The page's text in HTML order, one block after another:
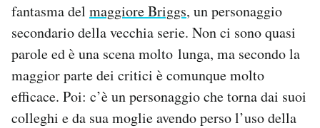
fantasma del maggiore Briggs, un personaggio
secondario della vecchia serie. Non ci sono quasi
parole ed è una scena molto lunga, ma secondo la
maggior parte dei critici è comunque molto
efficace. Poi: c’è un personaggio che torna dai suoi
colleghi e da sua moglie avendo perso l’uso della